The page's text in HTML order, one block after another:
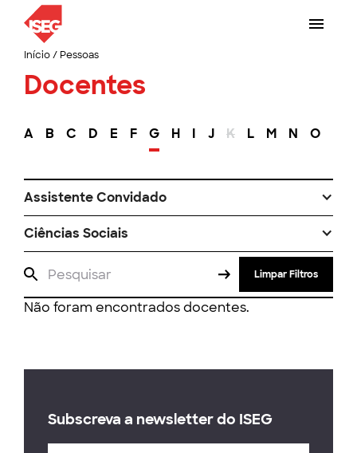
Início/ Pessoas
Docentes
A B C D E F G H I J K L M N O
Assistente Convidado
Ciências Sociais
Limpar Filtros
Não foram encontrados docentes.
Subscreva a newsletter do ISEG